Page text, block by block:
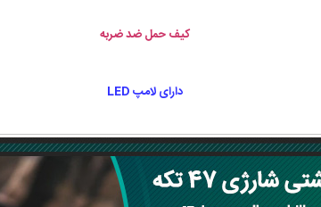
کیف حمل ضد ضربه
دارای لامپ LED